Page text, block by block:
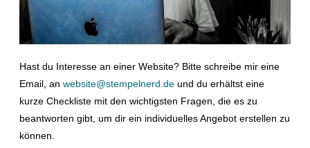
Hast du Interesse an einer Website? Bitte schreibe mir eine
Email, an website@stempelnerd.de und du erhältst eine
kurze Checkliste mit den wichtigsten Fragen, die es zu
beantworten gibt, um dir ein individuelles Angebot erstellen zu
können.